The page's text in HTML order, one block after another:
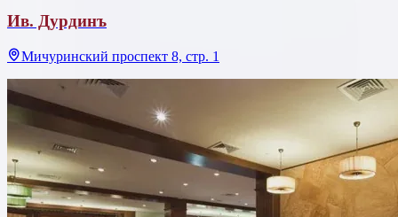
Ив. Дурдинъ
Мичуринский проспект 8, стр. 1